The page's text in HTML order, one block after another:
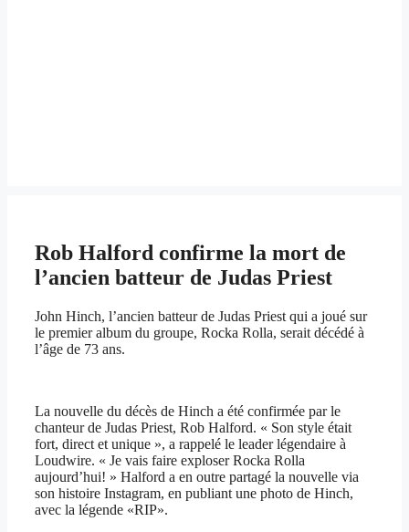
Rob Halford confirme la mort de
l’ancien batteur de Judas Priest
John Hinch, l’ancien batteur de Judas Priest qui a joué sur
le premier album du groupe, Rocka Rolla, serait décédé à
l’âge de 73 ans.
La nouvelle du décès de Hinch a été confirmée par le
chanteur de Judas Priest, Rob Halford. « Son style était
fort, direct et unique », a rappelé le leader légendaire à
Loudwire. « Je vais faire exploser Rocka Rolla
aujourd’hui! » Halford a en outre partagé la nouvelle via
son histoire Instagram, en publiant une photo de Hinch,
avec la légende «RIP».